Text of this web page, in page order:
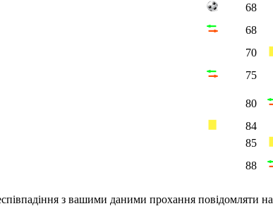
68
68
70
75
80
84
85
88
з вашими даними прохання повідомляти на